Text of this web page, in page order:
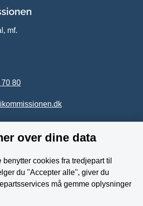
mf.
80
over dine data
cookies fra tredjepart til
du ''Accepter alle'', giver du
må gemme oplysninger